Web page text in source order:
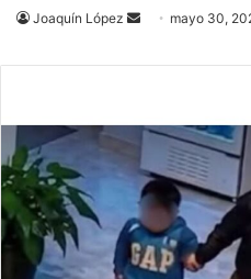
Joaquín López
Send
email
mayo 30,